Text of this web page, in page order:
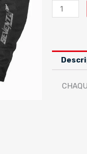
HOMBRE
NEGRA/